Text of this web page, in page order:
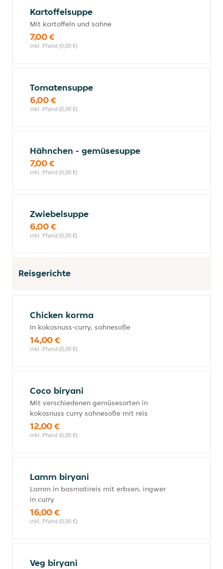
Kartoffelsuppe
Mit kartoffeln und sahne
7,00 €
inkl. Pfand (0,00 €)
Tomatensuppe
6,00 €
inkl. Pfand (0,00 €)
Hähnchen - gemüsesuppe
7,00 €
inkl. Pfand (0,00 €)
Zwiebelsuppe
6,00 €
inkl. Pfand (0,00 €)
Reisgerichte
Chicken korma
In kokosnuss-curry, sahnesoße
14,00 €
inkl. Pfand (0,00 €)
Coco biryani
Mit verschiedenen gemüsesorten in
kokosnuss curry sahnesoße mit reis
12,00 €
inkl. Pfand (0,00 €)
Lamm biryani
Lamm in basmatireis mit erbsen, ingwer
in curry
16,00 €
inkl. Pfand (0,00 €)
Veg biryani